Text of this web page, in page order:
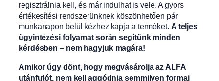
regisztrálnia kell, és már indulhat is vele. A gyors
értékesítési rendszerünknek köszönhetően pár
munkanapon belül kézhez kapja a terméket. A teljes
ügyintézési folyamat során segítünk minden
kérdésben – nem hagyjuk magára!
Amikor úgy dönt, hogy megvásárolja az ALFA
utánfutót, nem kell aggódnia semmilyen formai